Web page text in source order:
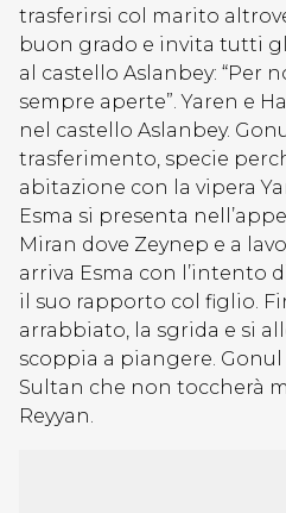
trasferirsi col marito
buon grado e invita tutti
al castello Aslanbey: “Per
sempre aperte”. Yaren e
nel castello Aslanbey.
trasferimento, specie
abitazione con la vipera
Esma si presenta
Miran dove Zeynep e a
arriva Esma con l’intento
il suo rapporto col figlio.
arrabbiato, la sgrida e si
scoppia a piangere.
Sultan che non toccherà
Reyyan.